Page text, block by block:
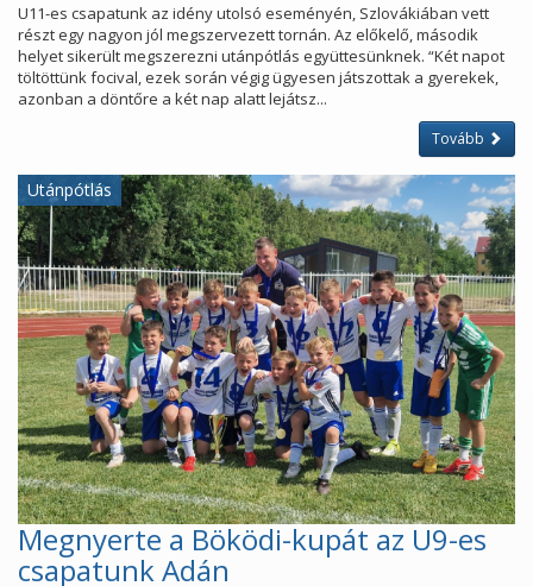
U11-es csapatunk az idény utolsó eseményén, Szlovákiában vett
részt egy nagyon jól megszervezett tornán. Az előkelő, második
helyet sikerült megszerezni utánpótlás együttesünknek. “Két napot
töltöttünk focival, ezek során végig ügyesen játszottak a gyerekek,
azonban a döntőre a két nap alatt lejátsz...
Tovább
Utánpótlás
Megnyerte a Böködi-kupát az U9-es
csapatunk Adán